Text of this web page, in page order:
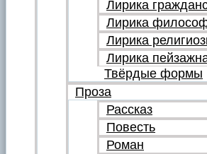
Лирика
Лирика
Лирика
Лирика
Твёрдые формы
Проза
Рассказ
Повесть
Роман